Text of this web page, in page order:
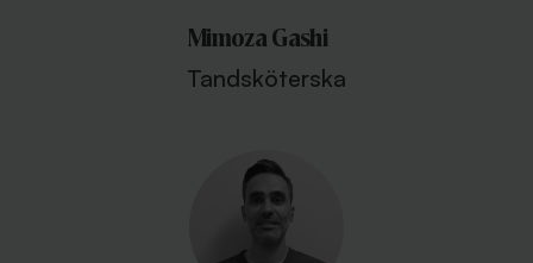
Mimoza Gashi
Tandsköterska